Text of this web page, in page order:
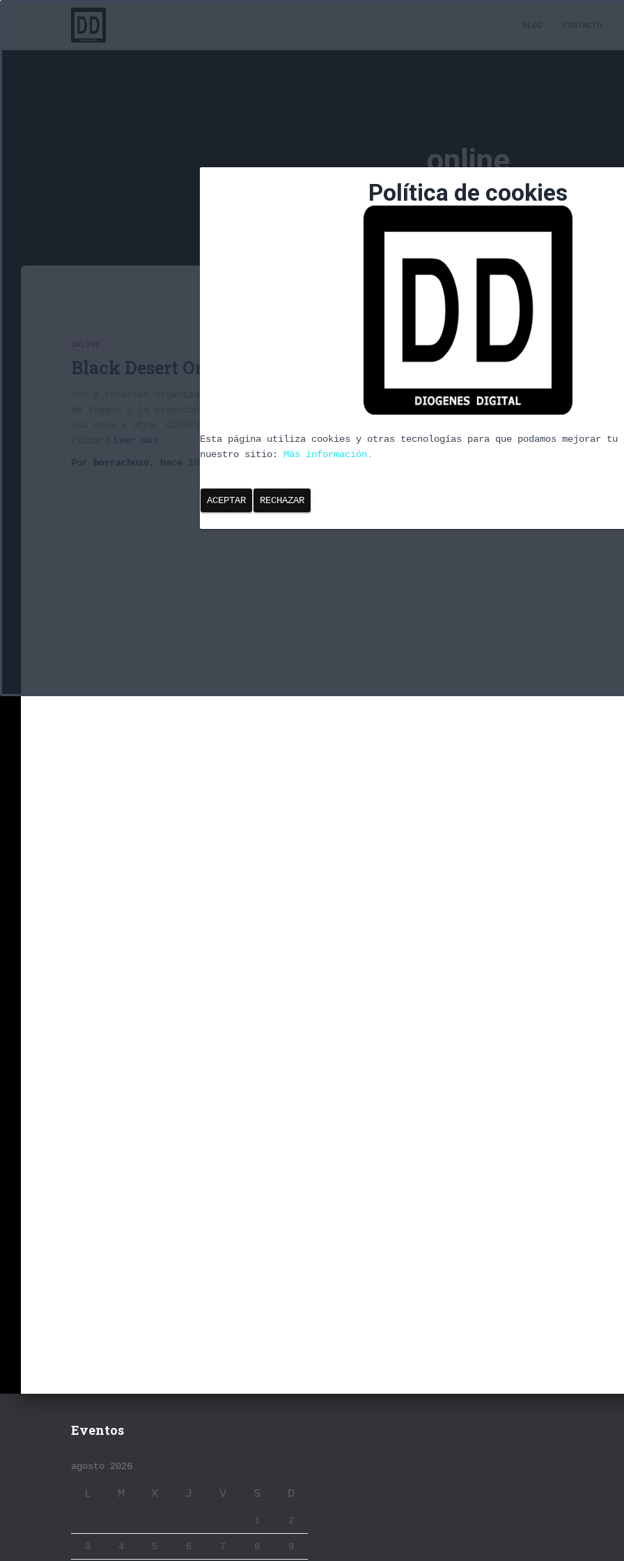
BLOG CONTACTO
online
ONLINE
Black Desert Online – Primeras impresiones.
Voy a intentar organizar las impresiones de estas dos semanas de juego. Obviaré la pantalla
de loggin y la creación de personajes, y me iré directamente al las impresiones saltando de
Leer más
Por
borrachuzo , hace 10 años
Eventos
agosto 2026
L M X J V S D
1 2
3 4 5 6 7 8 9
Política de cookies
Esta página utiliza cookies y otras tecnologías para que podamos mejorar tu
nuestro sitio: Más información.
ACEPTAR RECHAZAR